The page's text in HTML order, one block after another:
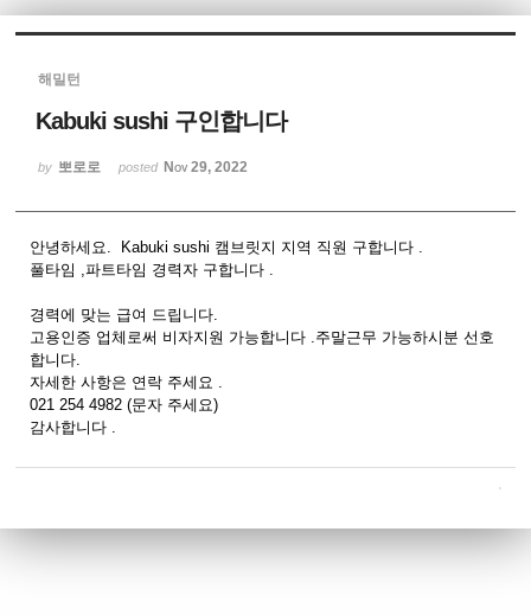
해밀턴
Kabuki sushi 구인합니다
by 뽀로로 posted Nov 29, 2022
안녕하세요. Kabuki sushi 캠브릿지 지역 직원 구합니다 .
풀타임 ,파트타임 경력자 구합니다 .
경력에 맞는 급여 드립니다.
고용인증 업체로써 비자지원 가능합니다 .주말근무 가능하시분 선호
합니다.
자세한 사항은 연락 주세요 .
021 254 4982 (문자 주세요)
감사합니다 .
Sketchbook5, 스케치북5
Sketchbook5, 스케치북5